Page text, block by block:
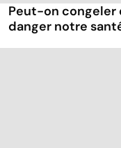
Peut-on congeler
danger notre